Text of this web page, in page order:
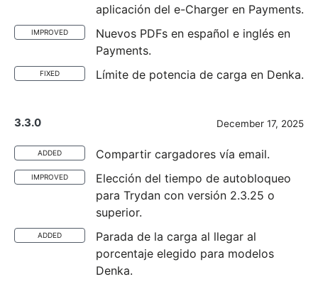
aplicación del e-Charger en Payments.
IMPROVED
Nuevos PDFs en español e inglés en
Payments.
FIXED Límite de potencia de carga en Denka.
3.3.0 December 17, 2025
ADDED Compartir cargadores vía email.
IMPROVED
Elección del tiempo de autobloqueo
para Trydan con versión 2.3.25 o
superior.
ADDED
Parada de la carga al llegar al
porcentaje elegido para modelos
Denka.